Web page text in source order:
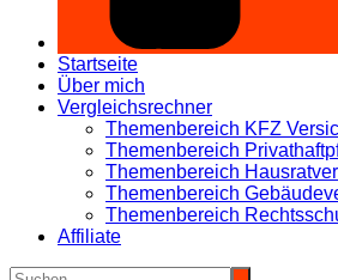
Startseite
Über mich
Vergleichsrechner
Themenbereich KFZ
Themenbereich
Themenbereich
Themenbereich
Themenbereich
Affiliate